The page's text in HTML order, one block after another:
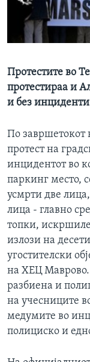
ИНТЕРВЈУА
Јазици
Протестите во
протестираа и
и без инциденти
По завршетокот
протест на
инцидентот во
паркинг место,
усмрти две
лица - главно
топки,
излози на
угостителски
на ХЕЦ Маврово.
разбиена и
на учесниците
медумите во
полициско и